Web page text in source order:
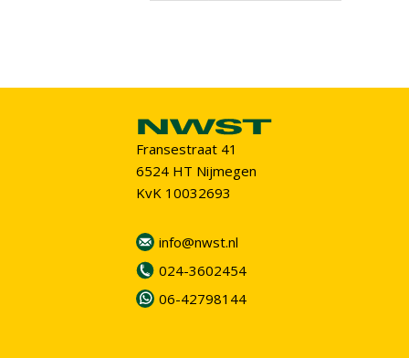
Fransestraat 41
6524 HT Nijmegen
KvK 10032693
info@nwst.nl
024-3602454
06-42798144